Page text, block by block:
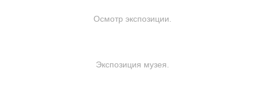
Осмотр экспозиции.
Экспозиция музея.